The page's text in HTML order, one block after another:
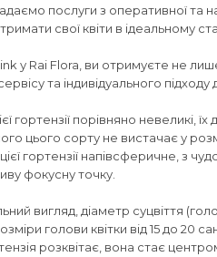
послуги з оперативної та
свої квіти в ідеальному
у Rai Flora, ви отримуєте не
та індивідуального
гортензії порівняно невеликі,
цього сорту не вистачає у
гортензії напівсферичне, з
фокусну точку.
вигляд, діаметр суцвіття
голови квітки від 15 до 20
розквітає, вона стає